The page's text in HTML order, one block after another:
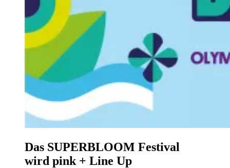
Das SUPERBLOOM Festival
wird pink + Line Up